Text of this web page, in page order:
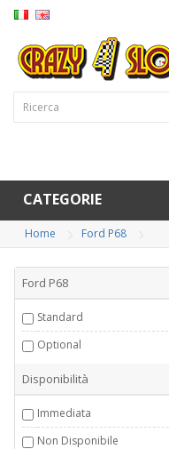
CATEGORIE
Home Ford P68
Ford P68
Standard
Optional
Disponibilità
Immediata
Non Disponibile